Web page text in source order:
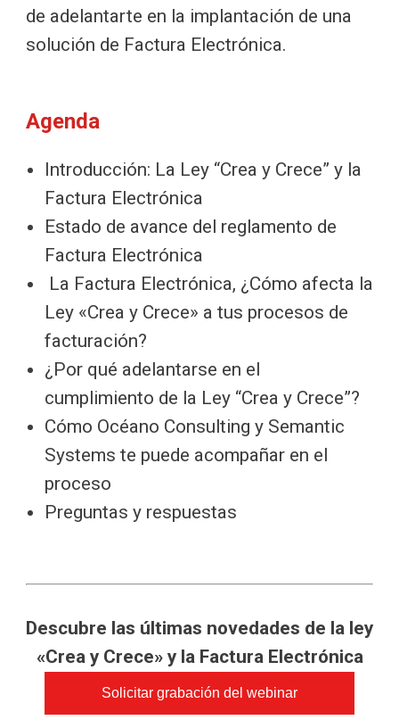
de adelantarte en la implantación de una
solución de Factura Electrónica.
Agenda
Introducción: La Ley “Crea y Crece” y la
Factura Electrónica
Estado de avance del reglamento de
Factura Electrónica
La Factura Electrónica, ¿Cómo afecta la
Ley «Crea y Crece» a tus procesos de
facturación?
¿Por qué adelantarse en el
cumplimiento de la Ley “Crea y Crece”?
Cómo Océano Consulting y Semantic
Systems te puede acompañar en el
proceso
Preguntas y respuestas
Descubre las últimas novedades de la ley
«Crea y Crece» y la Factura Electrónica
Solicitar grabación del webinar